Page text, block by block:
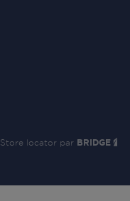
Store locator par BRIDGE